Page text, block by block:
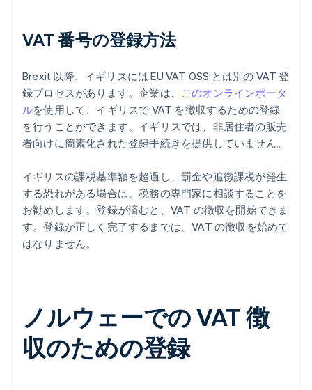
VAT 番号の登録方法
Brexit 以降、イギリスには EU VAT OSS とは別の VAT 登
録プロセスがあります。企業は、 このオンラインポータ
ルを使用して、イギリスで VAT を徴収するための登録
を行うことができます。イギリスでは、非居住者の販売
者向けに簡素化された登録手続きを提供していません。
イギリスの課税基準額を超過し、罰金や追徴課税が発生
する恐れがある場合は、税務の専門家に相談することを
お勧めします。登録が済むと、VAT の徴収を開始できま
す。登録が正しく完了するまでは、VAT の徴収を始めて
はなりません。
ノルウェーでの VAT 徴
収のための登録